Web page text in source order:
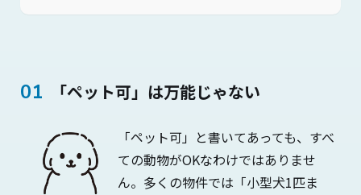
「ペット可」は万能じゃない
「ペット可」と書いてあっても、すべ
ての動物がOKなわけではありませ
ん。多くの物件では「小型犬1匹ま